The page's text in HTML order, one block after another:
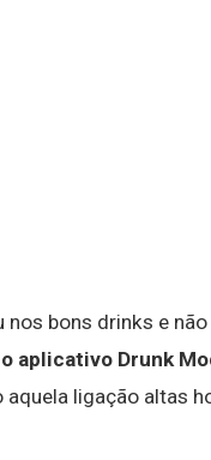
nos bons drinks e
aplicativo Drunk
ligação altas